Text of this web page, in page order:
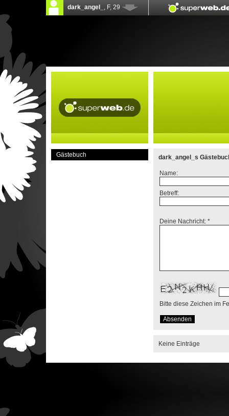
Gästebuch dark_angel_s
Name:
Betreff:
Deine Nachricht: *
Bitte diese Zeichen im
Keine Einträge